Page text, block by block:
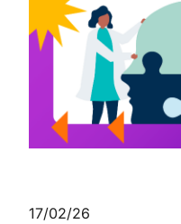
17/02/26